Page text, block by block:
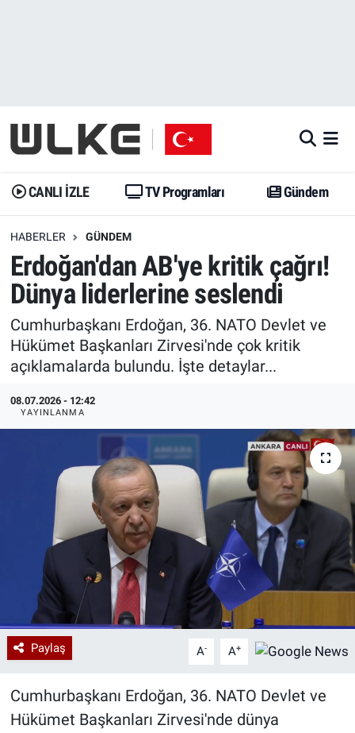
CANLI İZLE TV Programları Gündem
HABERLER GÜNDEM
Erdoğan'dan AB'ye kritik çağrı!
Dünya liderlerine seslendi
Cumhurbaşkanı Erdoğan, 36. NATO Devlet ve
Hükümet Başkanları Zirvesi'nde çok kritik
açıklamalarda bulundu. İşte detaylar...
08.07.2026 - 12:42
YAYINLANMA
Paylaş A- A+
Cumhurbaşkanı Erdoğan, 36. NATO Devlet ve
Hükümet Başkanları Zirvesi'nde dünya
Gündem
Dünya
Erişim Bilgileri
Ekonomi
Trend
Yazarlar
Gündem
Trend
Erişim Bilgileri
Spor
Ekonomi
Medya
Özel Haberler
Kadın
Erişim Bilgileri
Sağlık
Teknoloji
İstanbul Namaz Vakitleri
Trafik Durumu
Erişim Bilgileri
Tüm Manşetler
Son Dakika Haberleri